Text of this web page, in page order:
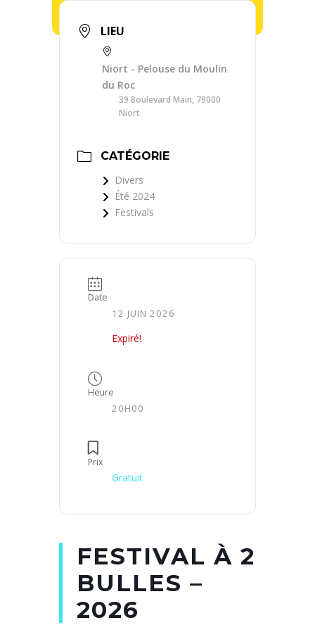
LIEU
Niort - Pelouse du Moulin
du Roc
39 Boulevard Main, 79000
Niort
CATÉGORIE
Divers
Été 2024
Festivals
Date
12 JUIN 2026
Expiré!
Heure
20H00
Prix
Gratuit
FESTIVAL À 2
BULLES –
2026